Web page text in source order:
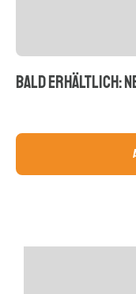
BALD ERHÄLTLICH: